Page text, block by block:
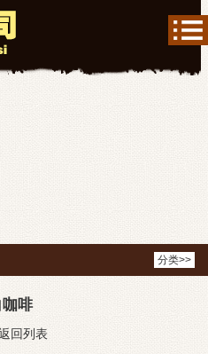
分类>>
咖啡
回列表